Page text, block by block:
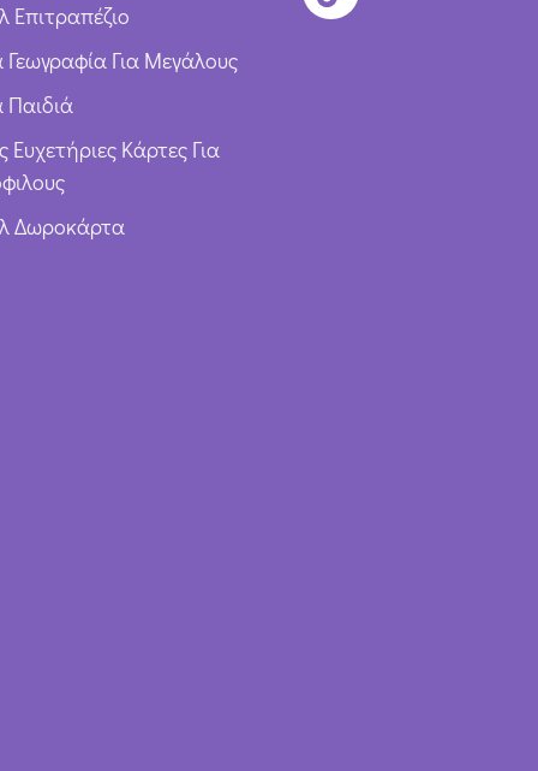
Επιτραπέζιο
Γεωγραφία Για Μεγάλους
Παιδιά
Ευχετήριες Κάρτες Για
Δωροκάρτα